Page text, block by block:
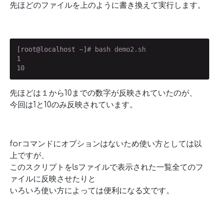
先ほどのファイルを上のように書き換えて実行します。
[root@localhost ~] # bash demo2.sh
1
10
先ほどは１から10までの数字が反映されていたのが、
今回は1と10のみ反映されています。
forコマンドにオプションはないため使い方としては以
上ですが、
このスクリプトをlsファイルで表示された一覧全てのフ
ァイルに反映させたりと
いろいろ使い方によっては便利になる文です。